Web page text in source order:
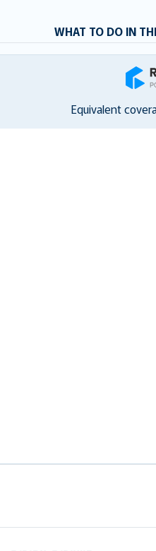
WHAT TO DO IN
Equivalent